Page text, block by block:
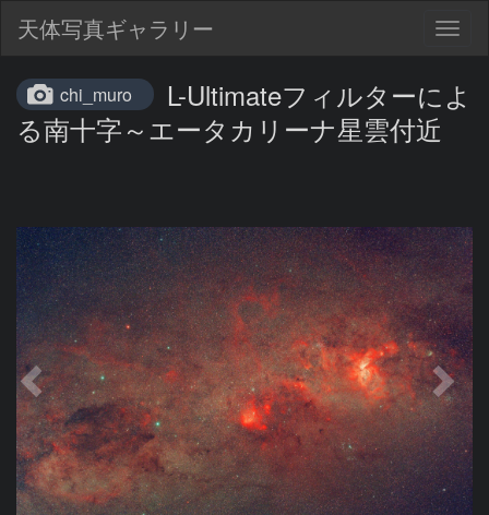
天体写真ギャラリー
chi_muro
L-Ultimateフィルターによ
る南十字～エータカリーナ星雲付近